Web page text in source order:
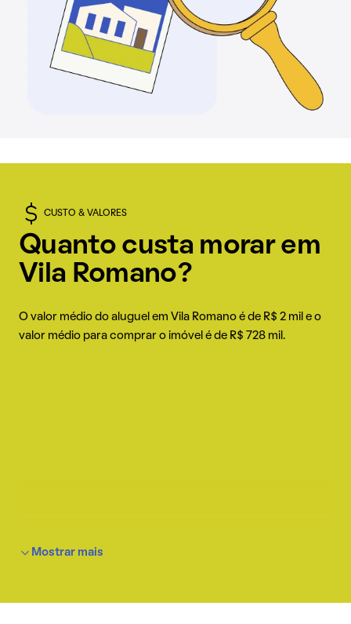
CUSTO & VALORES
Quanto custa morar em
Vila Romano?
O valor médio do aluguel em Vila Romano é de R$ 2 mil e o
valor médio para comprar o imóvel é de R$ 728 mil.
Mostrar mais